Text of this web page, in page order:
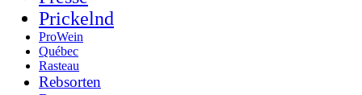
Prickelnd
ProWein
Québec
Rasteau
Rebsorten